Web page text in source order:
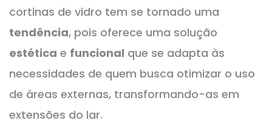
cortinas de vidro tem se tornado uma
tendência, pois oferece uma solução
estética e funcional que se adapta às
necessidades de quem busca otimizar o uso
de áreas externas, transformando-as em
extensões do lar.